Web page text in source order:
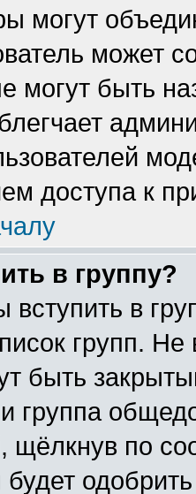
могут
может
могут быть
доступа к
в группу?
вступить в
групп.
быть
группа
щёлкнув по